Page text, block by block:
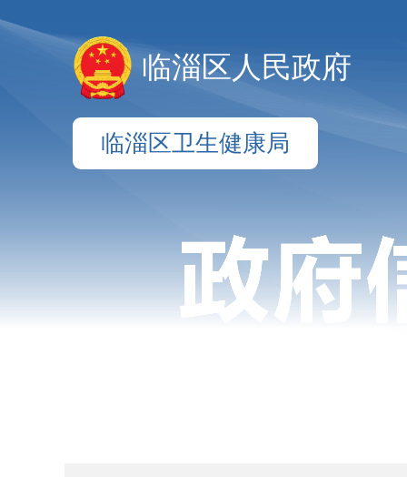
临淄区人民政府
临淄区卫生健康局